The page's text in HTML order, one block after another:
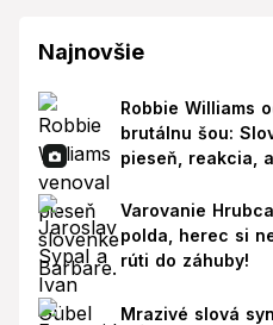
Najnovšie
Robbie Williams
brutálnu šou:
pieseň, reakcia,
Varovanie
polda, herec si
rúti do záhuby!
Mrazivé slová